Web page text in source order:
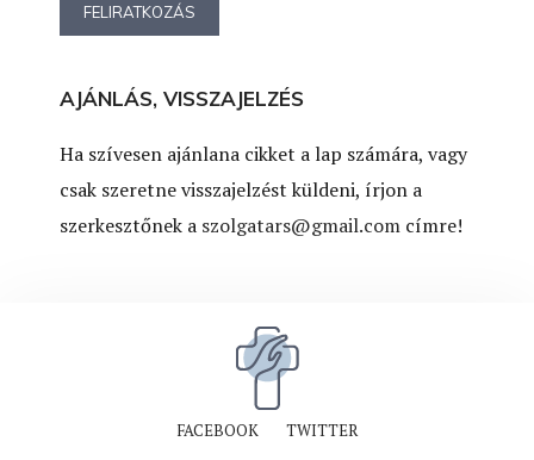
AJÁNLÁS, VISSZAJELZÉS
Ha szívesen ajánlana cikket a lap számára, vagy
csak szeretne visszajelzést küldeni, írjon a
szerkesztőnek a szolgatars@gmail.com címre!
FACEBOOK TWITTER